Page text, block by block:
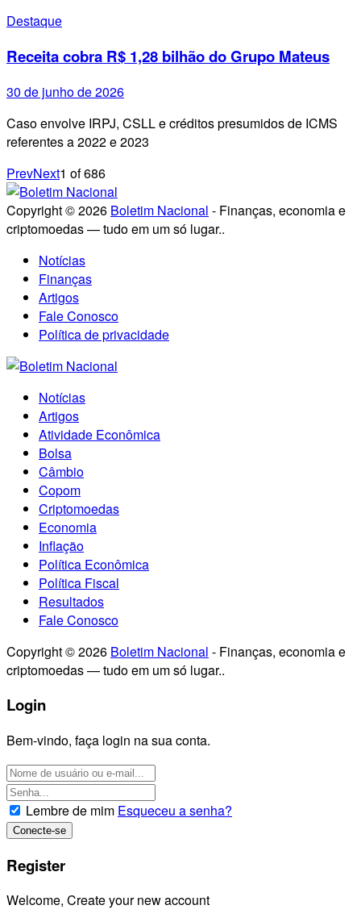
Destaque
Receita cobra R$ 1,28 bilhão do Grupo Mateus
30 de junho de 2026
Caso envolve IRPJ, CSLL e créditos presumidos de ICMS
referentes a 2022 e 2023
PrevNext1 of686
Copyright © 2026 Boletim Nacional - Finanças, economia e
criptomoedas — tudo em um só lugar..
Notícias
Finanças
Artigos
Fale Conosco
Política de privacidade
Notícias
Artigos
Atividade Econômica
Bolsa
Câmbio
Copom
Criptomoedas
Economia
Inflação
Política Econômica
Política Fiscal
Resultados
Fale Conosco
Copyright © 2026 Boletim Nacional - Finanças, economia e
criptomoedas — tudo em um só lugar..
Login
Bem-vindo, faça login na sua conta.
Lembre de mim Esqueceu a senha?
Register
Welcome, Create your new account